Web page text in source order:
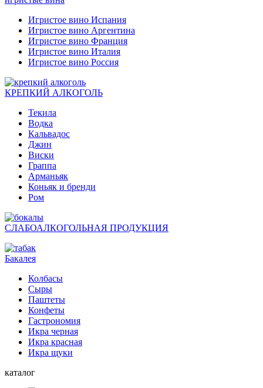
Игристое вино Испания
Игристое вино Аргентина
Игристое вино Франция
Игристое вино Италия
Игристое вино Россия
КРЕПКИЙ АЛКОГОЛЬ
Текила
Водка
Кальвадос
Джин
Виски
Граппа
Арманьяк
Коньяк и бренди
Ром
СЛАБОАЛКОГОЛЬНАЯ ПРОДУКЦИЯ
Бакалея
Колбасы
Сыры
Паштеты
Конфеты
Гастрономия
Икра черная
Икра красная
Икра щуки
каталог